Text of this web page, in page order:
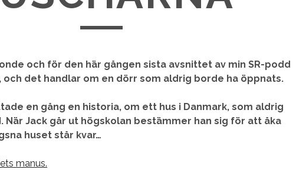
och för den här gången sista avsnittet av min SR-podd
det handlar om en dörr som aldrig borde ha öppnats.
en gång en historia, om ett hus i Danmark, som aldrig
När Jack går ut högskolan bestämmer han sig för att åka
huset står kvar…
manus.